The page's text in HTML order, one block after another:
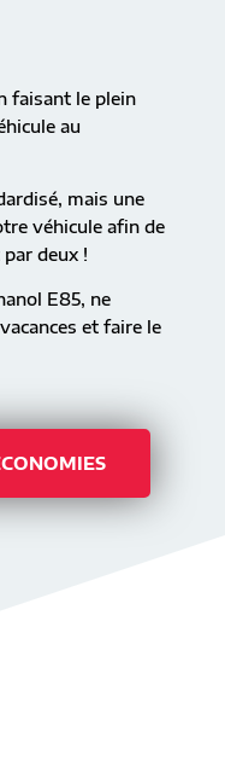
faisant le plein
au
mais une
véhicule afin de
deux !
E85, ne
et faire le